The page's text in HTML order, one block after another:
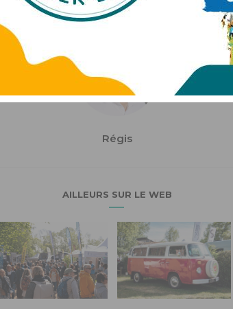
Régis
AILLEURS SUR LE WEB